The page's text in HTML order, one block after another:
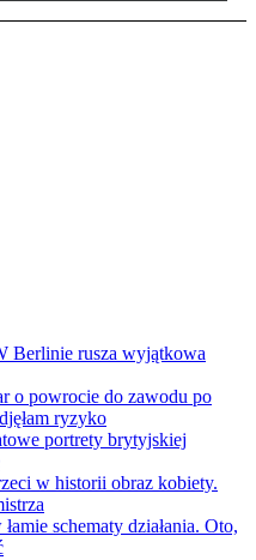
Berlinie rusza wyjątkowa
o powrocie do zawodu po
ryzyko
portrety brytyjskiej
w historii obraz kobiety.
schematy działania. Oto,